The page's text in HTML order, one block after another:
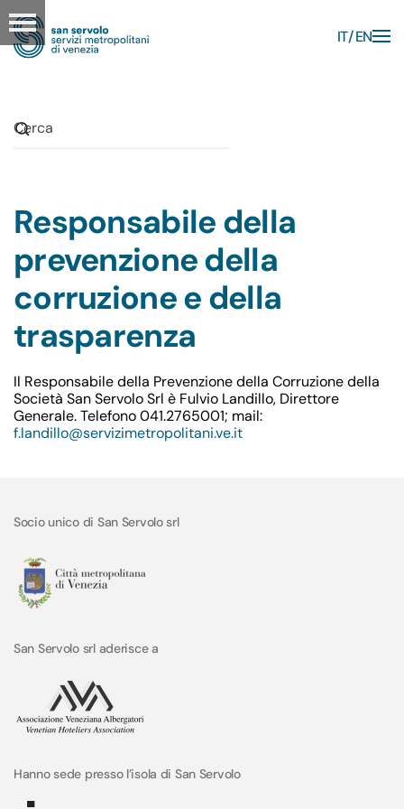
Skip to main content
IT EN
Responsabile della
prevenzione della
corruzione e della
trasparenza
Il Responsabile della Prevenzione della Corruzione della
Società San Servolo Srl è Fulvio Landillo, Direttore
Generale. Telefono 041.2765001; mail:
f.landillo@servizimetropolitani.ve.it
Socio unico di San Servolo srl
San Servolo srl aderisce a
Hanno sede presso l’isola di San Servolo